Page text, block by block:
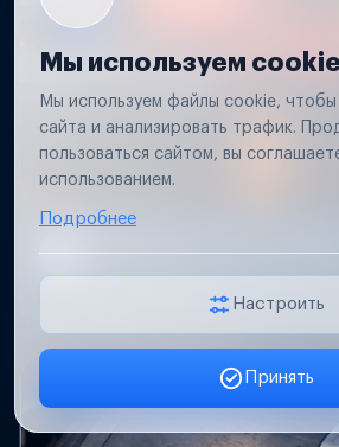
Проверим проводку и разъемы,
освещение прицепа.
Мы используем
Мы используем файлы cookie,
сайта и анализировать трафик.
пользоваться сайтом, вы
использованием.
Подробнее
Настроить
Принять
Заявка онлайн